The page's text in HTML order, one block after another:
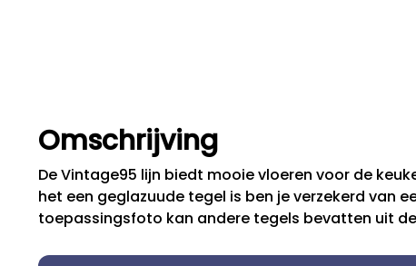
Omschrijving
De Vintage95 lijn biedt mooie vloeren voor de
het een geglazuude tegel is ben je verzekerd van
toepassingsfoto kan andere tegels bevatten uit